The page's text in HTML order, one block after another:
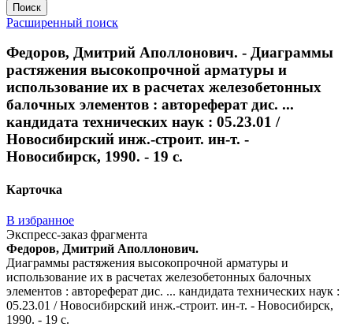
Поиск
Расширенный поиск
Федоров, Дмитрий Аполлонович. - Диаграммы
растяжения высокопрочной арматуры и
использование их в расчетах железобетонных
балочных элементов : автореферат дис. ...
кандидата технических наук : 05.23.01 /
Новосибирский инж.-строит. ин-т. -
Новосибирск, 1990. - 19 с.
Карточка
В избранное
Экспресс-заказ фрагмента
Федоров, Дмитрий Аполлонович.
Диаграммы растяжения высокопрочной арматуры и
использование их в расчетах железобетонных балочных
элементов : автореферат дис. ... кандидата технических наук :
05.23.01 / Новосибирский инж.-строит. ин-т. - Новосибирск,
1990. - 19 с.